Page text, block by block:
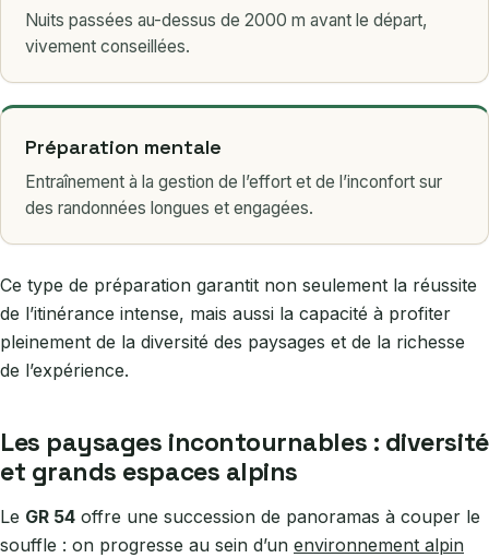
Nuits passées au-dessus de 2000 m avant le départ,
vivement conseillées.
Préparation mentale
Entraînement à la gestion de l’effort et de l’inconfort sur
des randonnées longues et engagées.
Ce type de préparation garantit non seulement la réussite
de l’itinérance intense, mais aussi la capacité à profiter
pleinement de la diversité des paysages et de la richesse
de l’expérience.
Les paysages incontournables : diversité
et grands espaces alpins
Le GR 54 offre une succession de panoramas à couper le
souffle : on progresse au sein d’un environnement alpin